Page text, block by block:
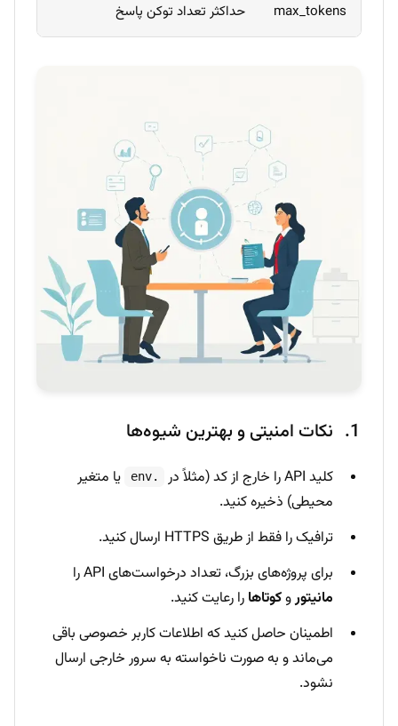
max_tokens حداکثر تعداد توکن پاسخ
نکات امنیتی و بهترین شیوه‌ها
کلید API را خارج از کد (مثلاً در .env
یا متغیر
محیطی) ذخیره کنید.
ترافیک را فقط از طریق HTTPS ارسال کنید.
برای پروژه‌های بزرگ، تعداد درخواست‌های API را
مانیتوروکوتاها را رعایت کنید.
اطمینان حاصل کنید که اطلاعات کاربر خصوصی باقی
می‌ماند و به صورت ناخواسته به سرور خارجی ارسال
نشود.